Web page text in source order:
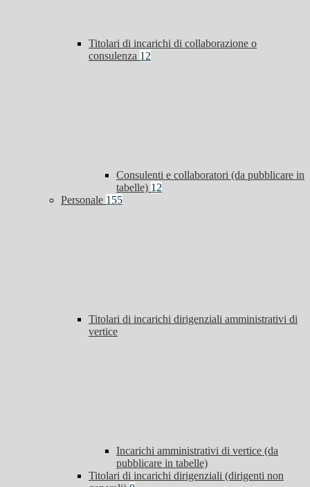
Titolari di incarichi di collaborazione o
consulenza 12
Consulenti e collaboratori (da pubblicare in
tabelle) 12
Personale 155
Titolari di incarichi dirigenziali amministrativi di
vertice
Incarichi amministrativi di vertice (da
pubblicare in tabelle)
Titolari di incarichi dirigenziali (dirigenti non